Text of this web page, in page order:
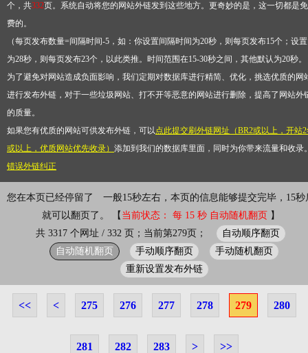
个，共332页。系统自动将您的网站外链发到这些地方。更奇妙的是，这一切都是免
费的。
（每页发布数量=间隔时间-5，如：你设置间隔时间为20秒，则每页发布15个；设置
为28秒，则每页发布23个，以此类推。时间范围在15-30秒之间，其他默认为20秒
为了避免对网站造成负面影响，我们定期对数据库进行精简、优化，挑选优质的网
进行发布外链，对于一些垃圾网站、打不开等恶意的网站进行删除，提高了网站外
的质量。
如果您有优质的网站可供发布外链，可以点此提交刷外链网址（BR2或以上，开站
或以上，优质网站优先收录） 添加到我们的数据库里面，同时为你带来流量和收录
错误外链纠正
您在本页已经停留了
一般15秒左右，本页的信息能够提交完毕，15秒
就可以翻页了。 【 当前状态： 每 15 秒 自动随机翻页 】
共 3317 个网址 / 332 页；当前第279页；
自动顺序翻页
自动随机翻页
手动顺序翻页
手动随机翻页
重新设置发布外链
<< < 275 276 277 278 279 280
281 282 283 > >>